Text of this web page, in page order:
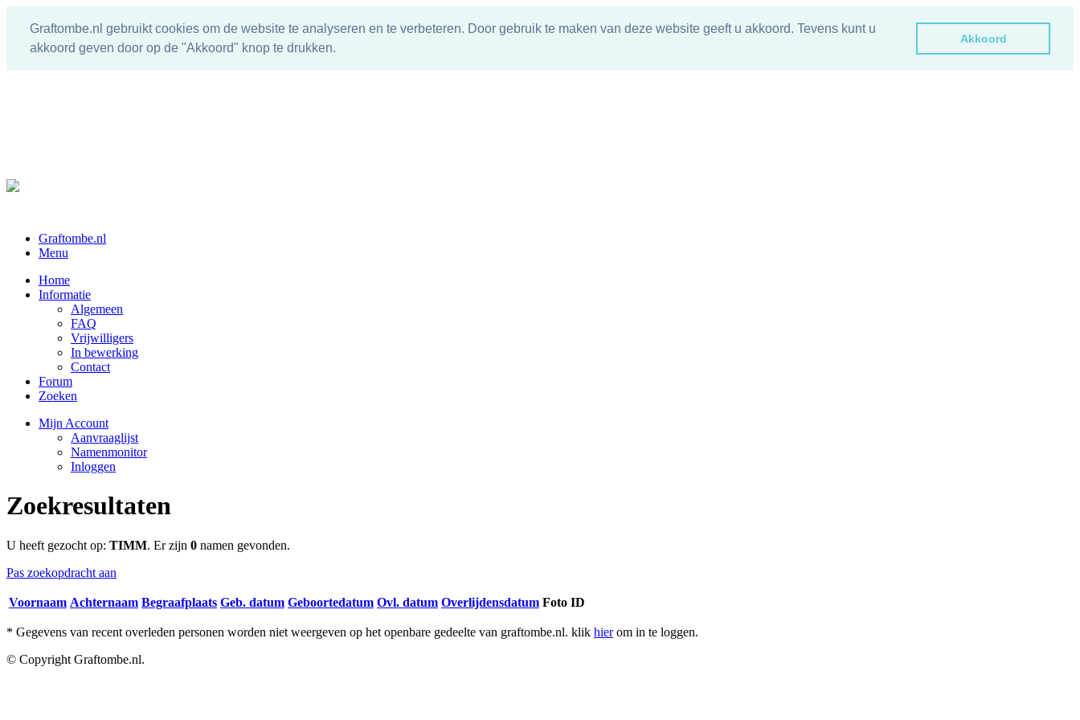
Graftombe.nl gebruikt cookies om de website te analyseren en te verbeteren. Door gebruik te maken van deze website geeft u akkoord. Tevens kunt u
akkoord geven door op de "Akkoord" knop te drukken.
Akkoord
Graftombe.nl
Menu
Home
Informatie
Algemeen
FAQ
Vrijwilligers
In bewerking
Contact
Forum
Zoeken
Mijn Account
Aanvraaglijst
Namenmonitor
Inloggen
Zoekresultaten
U heeft gezocht op: TIMM. Er zijn 0 namen gevonden.
Pas zoekopdracht aan
Voornaam Achternaam Begraafplaats Geb. datum Geboortedatum Ovl. datum Overlijdensdatum Foto ID
* Gegevens van recent overleden personen worden niet weergeven op het openbare gedeelte van graftombe.nl. klik hierom in te loggen.
© Copyright Graftombe.nl.